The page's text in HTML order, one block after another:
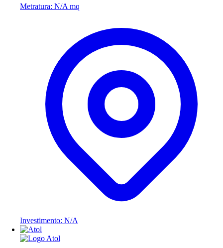
Metratura: N/A mq
Investimento: N/A